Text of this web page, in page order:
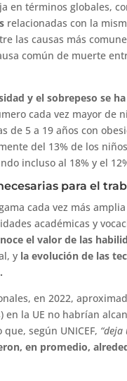
en términos globales,
relacionadas con la
las causas más
común de muerte
y el sobrepeso se
cada vez mayor de
de 5 a 19 años con
del 13% de los
incluso al 18% y el
para el
cada vez más
académicas y
el valor de las
y la evolución de las
en 2022,
en la UE no habrían
según UNICEF,
en promedio,